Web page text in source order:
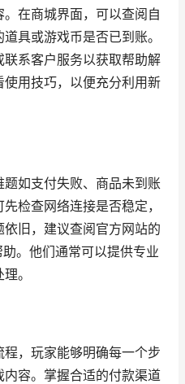
在商城界面，可以查阅自
具或游戏币是否已到账。
系客户服务以获取帮助解
用技巧，以便充分利用新
如支付失败、商品未到账
检查网络连接是否稳定，
旧，建议查阅官方网站的
。他们通常可以提供专业
。
，玩家能够明确每一个步
容。掌握合适的付款渠道